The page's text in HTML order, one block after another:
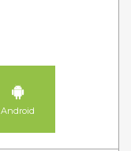
Android